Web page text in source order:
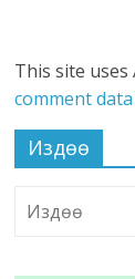
This site uses
comment
Издөө